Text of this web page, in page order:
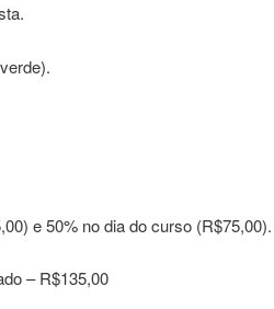
e 50% no dia do curso (R$75,00).
– R$135,00